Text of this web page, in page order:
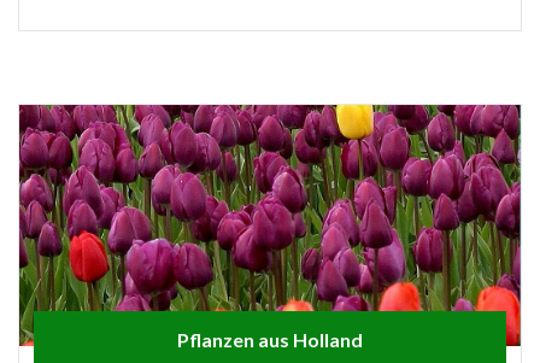
Pflanzen aus Holland